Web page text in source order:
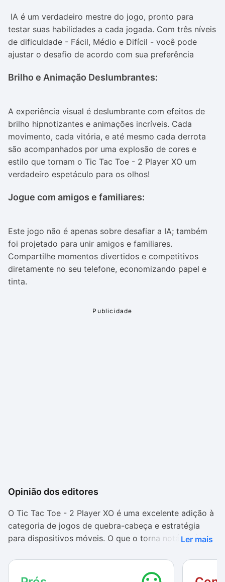
IA é um verdadeiro mestre do jogo, pronto para
testar suas habilidades a cada jogada. Com três níveis
de dificuldade - Fácil, Médio e Difícil - você pode
ajustar o desafio de acordo com sua preferência
Brilho e Animação Deslumbrantes:
A experiência visual é deslumbrante com efeitos de
brilho hipnotizantes e animações incríveis. Cada
movimento, cada vitória, e até mesmo cada derrota
são acompanhados por uma explosão de cores e
estilo que tornam o Tic Tac Toe - 2 Player XO um
verdadeiro espetáculo para os olhos!
Jogue com amigos e familiares:
Este jogo não é apenas sobre desafiar a IA; também
foi projetado para unir amigos e familiares.
Compartilhe momentos divertidos e competitivos
diretamente no seu telefone, economizando papel e
tinta.
Opinião dos editores
O Tic Tac Toe - 2 Player XO é uma excelente adição à
categoria de jogos de quebra-cabeça e estratégia
para dispositivos móveis. O que o torna notável é a
experiência envolvente para jogadores de todos os
níveis. Com três níveis de dificuldade, o jogo permite
Ler mais